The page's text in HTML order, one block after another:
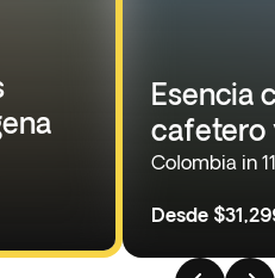
Esencia
cafetero
Colombia in
Desde